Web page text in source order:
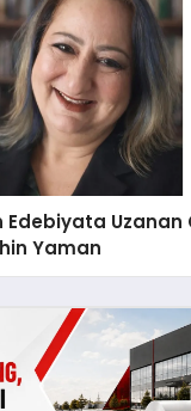
Edebiyata Uzanan
Yaman